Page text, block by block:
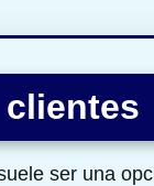
ser una